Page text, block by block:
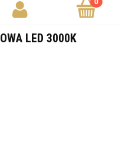
LED 3000K